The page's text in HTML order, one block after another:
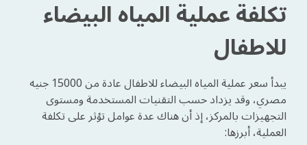
تكلفة عملية المياه البيضاء
للاطفال
يبدأ سعر عملية المياه البيضاء للاطفال عادة من 15000 جنيه
مصري، وقد يزداد حسب التقنيات المستخدمة ومستوى
التجهيزات بالمركز، إذ أن هناك عدة عوامل تؤثر على تكلفة
العملية، أبرزها: